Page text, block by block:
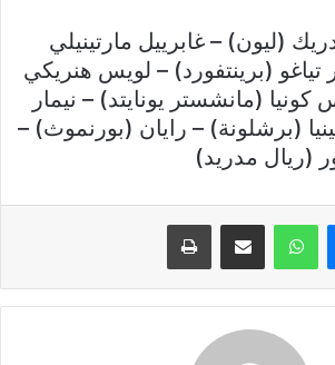
(ليون) – غابرييل مارتينيلي
تياغو (برينتفورد) – لويس هنريكي
(مانشستر يونايتد) – نيمار
(برشلونة) – رايان (بورنموث) –
(ريال مدريد)
ماسنجر واتساب مشاركة عبر البريد طباعة